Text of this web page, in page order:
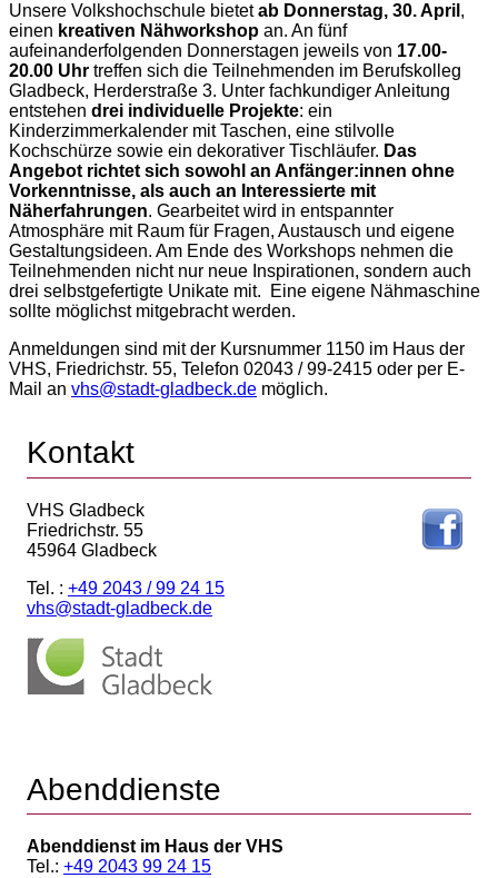
Unsere Volkshochschule bietetab Donnerstag, 30. April ,
einen kreativen Nähworkshop an. An fünf
aufeinanderfolgenden Donnerstagen jeweils von 17.00-
20.00 Uhr treffen sich die Teilnehmenden im Berufskolleg
Gladbeck, Herderstraße 3. Unter fachkundiger Anleitung
entstehen drei individuelle Projekte: ein
Kinderzimmerkalender mit Taschen, eine stilvolle
Kochschürze sowie ein dekorativer Tischläufer. Das
Angebot richtet sich sowohl an Anfänger:innen ohne
Vorkenntnisse, als auch an Interessierte mit
Näherfahrungen. Gearbeitet wird in entspannter
Atmosphäre mit Raum für Fragen, Austausch und eigene
Gestaltungsideen. Am Ende des Workshops nehmen die
Teilnehmenden nicht nur neue Inspirationen, sondern auch
drei selbstgefertigte Unikate mit. Eine eigene Nähmaschine
sollte möglichst mitgebracht werden.
Anmeldungen sind mit der Kursnummer 1150 im Haus der
VHS, Friedrichstr. 55, Telefon 02043 / 99-2415 oder per E-
Mail an vhs@stadt-gladbeck.de möglich.
Kontakt
VHS Gladbeck
Friedrichstr. 55
45964 Gladbeck
Tel. : +49 2043 / 99 24 15
vhs@stadt-gladbeck.de
Abenddienste
Abenddienst im Haus der VHS
Tel.: +49 2043 99 24 15